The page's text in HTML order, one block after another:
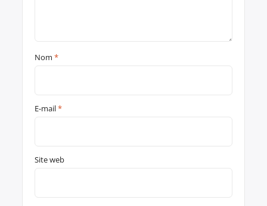
Nom*
E-mail*
Site web